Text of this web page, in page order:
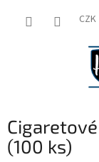
CZK
(100 ks)